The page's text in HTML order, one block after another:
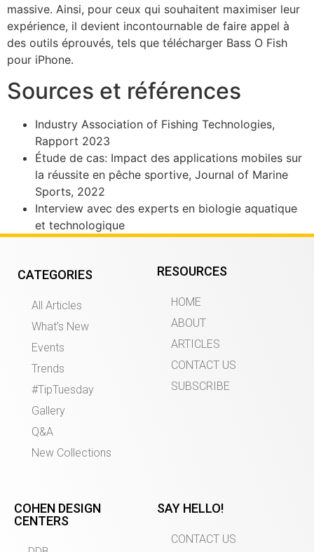
massive. Ainsi, pour ceux qui souhaitent maximiser leur
expérience, il devient incontournable de faire appel à
des outils éprouvés, tels que télécharger Bass O Fish
pour iPhone.
Sources et références
Industry Association of Fishing Technologies,
Rapport 2023
Étude de cas: Impact des applications mobiles sur
la réussite en pêche sportive, Journal of Marine
Sports, 2022
Interview avec des experts en biologie aquatique
et technologique
CATEGORIES
All Articles
What’s New
Events
Trends
#TipTuesday
Gallery
Q&A
New Collections
RESOURCES
HOME
ABOUT
ARTICLES
CONTACT US
SUBSCRIBE
COHEN DESIGN
CENTERS
SAY HELLO!
CONTACT US